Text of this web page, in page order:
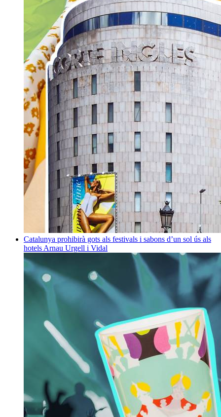
Catalunya prohibirà gots als festivals i sabons d’un sol ús als
hotels Arnau Urgell i Vidal